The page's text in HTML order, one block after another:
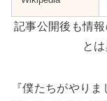
記事公開後も情
と
『僕たちがやり